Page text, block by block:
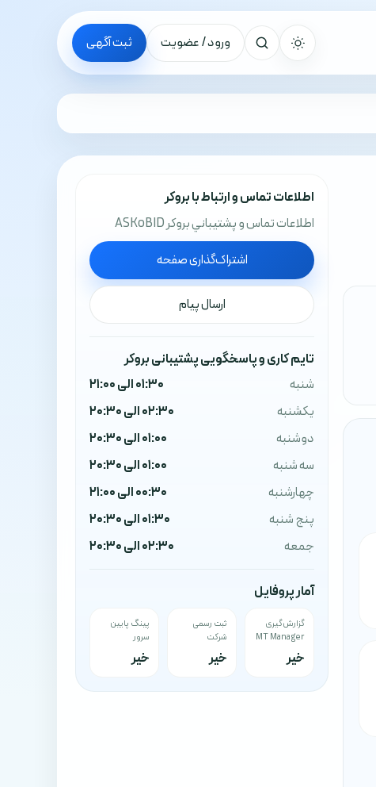
ورود / عضویت ثبت آگهی
اطلاعات تماس و ارتباط با بروکر
اطلاعات تماس و پشتيباني بروکر ASKoBID
اشتراک‌گذاری صفحه
ارسال پیام
تایم کاری و پاسخگویی پشتیبانی بروکر
شنبه
01:30 الی 21:00
یکشنبه
02:30 الی 20:30
دوشنبه
01:00 الی 20:30
سه شنبه
01:00 الی 20:30
چهارشنبه
00:30 الی 21:00
پنج شنبه
01:30 الی 20:30
جمعه
02:30 الی 20:30
آمار پروفایل
گزارش‌گیری
MT Manager
خیر
ثبت رسمی
شرکت
خیر
پینگ پایین
سرور
خیر